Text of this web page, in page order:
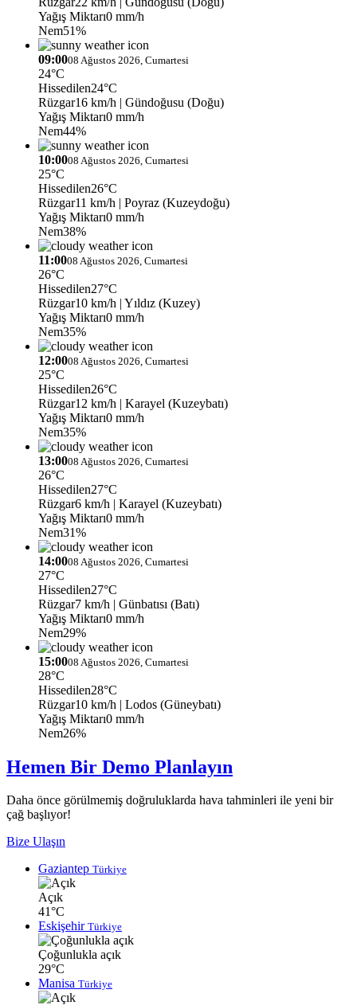
Yağış Miktarı0 mm/h
Nem51%
09:0008 Ağustos 2026, Cumartesi
24°C
Hissedilen24°C
Rüzgar16 km/h | Gündoğusu (Doğu)
Yağış Miktarı0 mm/h
Nem44%
10:0008 Ağustos 2026, Cumartesi
25°C
Hissedilen26°C
Rüzgar11 km/h | Poyraz (Kuzeydoğu)
Yağış Miktarı0 mm/h
Nem38%
11:0008 Ağustos 2026, Cumartesi
26°C
Hissedilen27°C
Rüzgar10 km/h | Yıldız (Kuzey)
Yağış Miktarı0 mm/h
Nem35%
12:0008 Ağustos 2026, Cumartesi
25°C
Hissedilen26°C
Rüzgar12 km/h | Karayel (Kuzeybatı)
Yağış Miktarı0 mm/h
Nem35%
13:0008 Ağustos 2026, Cumartesi
26°C
Hissedilen27°C
Rüzgar6 km/h | Karayel (Kuzeybatı)
Yağış Miktarı0 mm/h
Nem31%
14:0008 Ağustos 2026, Cumartesi
27°C
Hissedilen27°C
Rüzgar7 km/h | Günbatısı (Batı)
Yağış Miktarı0 mm/h
Nem29%
15:0008 Ağustos 2026, Cumartesi
28°C
Hissedilen28°C
Rüzgar10 km/h | Lodos (Güneybatı)
Yağış Miktarı0 mm/h
Nem26%
Hemen Bir Demo Planlayın
Daha önce görülmemiş doğruluklarda hava tahminleri ile yeni bir
çağ başlıyor!
Bize Ulaşın
Gaziantep Türkiye
Açık
41°C
Eskişehir Türkiye
Çoğunlukla açık
29°C
Manisa Türkiye